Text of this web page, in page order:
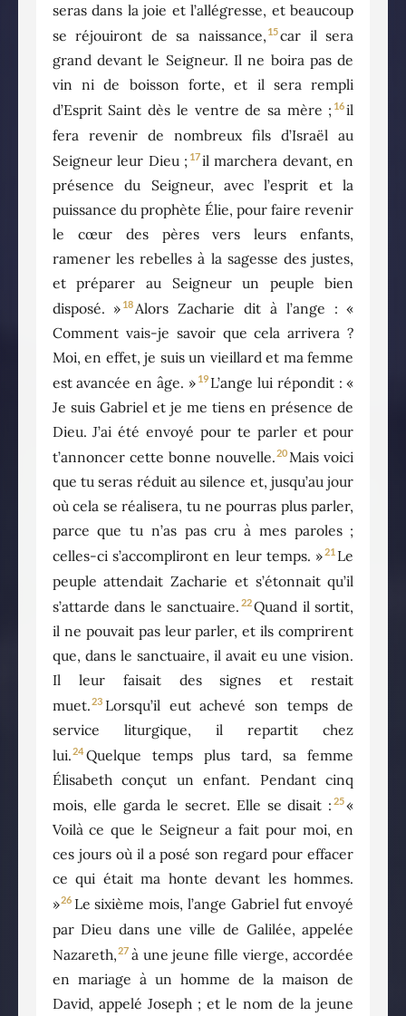
seras dans la joie et l’allégresse, et beaucoup
se réjouiront de sa naissance, 15car il sera
grand devant le Seigneur. Il ne boira pas de
vin ni de boisson forte, et il sera rempli
d’Esprit Saint dès le ventre de sa mère ; 16il
fera revenir de nombreux fils d’Israël au
Seigneur leur Dieu ; 17il marchera devant, en
présence du Seigneur, avec l’esprit et la
puissance du prophète Élie, pour faire revenir
le cœur des pères vers leurs enfants,
ramener les rebelles à la sagesse des justes,
et préparer au Seigneur un peuple bien
disposé. » 18 Alors Zacharie dit à l’ange : «
Comment vais-je savoir que cela arrivera ?
Moi, en effet, je suis un vieillard et ma femme
est avancée en âge. » 19 L’ange lui répondit : «
Je suis Gabriel et je me tiens en présence de
Dieu. J’ai été envoyé pour te parler et pour
t’annoncer cette bonne nouvelle.20Mais voici
que tu seras réduit au silence et, jusqu’au jour
où cela se réalisera, tu ne pourras plus parler,
parce que tu n’as pas cru à mes paroles ;
celles-ci s’accompliront en leur temps. »21 Le
peuple attendait Zacharie et s’étonnait qu’il
s’attarde dans le sanctuaire. 22Quand il sortit,
il ne pouvait pas leur parler, et ils comprirent
que, dans le sanctuaire, il avait eu une vision.
Il leur faisait des signes et restait
muet.23 Lorsqu’il eut achevé son temps de
service liturgique, il repartit chez
lui.24 Quelque temps plus tard, sa femme
Élisabeth conçut un enfant. Pendant cinq
mois, elle garda le secret. Elle se disait : 25«
Voilà ce que le Seigneur a fait pour moi, en
ces jours où il a posé son regard pour effacer
ce qui était ma honte devant les hommes.
»26 Le sixième mois, l’ange Gabriel fut envoyé
par Dieu dans une ville de Galilée, appelée
Nazareth,27 à une jeune fille vierge, accordée
en mariage à un homme de la maison de
David, appelé Joseph ; et le nom de la jeune